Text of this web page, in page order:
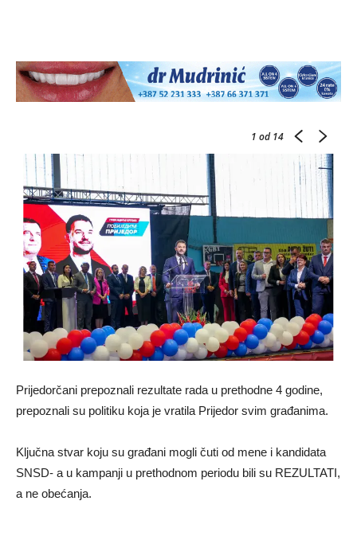
1 od 14
Prijedorčani prepoznali rezultate rada u prethodne 4 godine,
prepoznali su politiku koja je vratila Prijedor svim građanima.
Ključna stvar koju su građani mogli čuti od mene i kandidata
SNSD- a u kampanji u prethodnom periodu bili su REZULTATI,
a ne obećanja.